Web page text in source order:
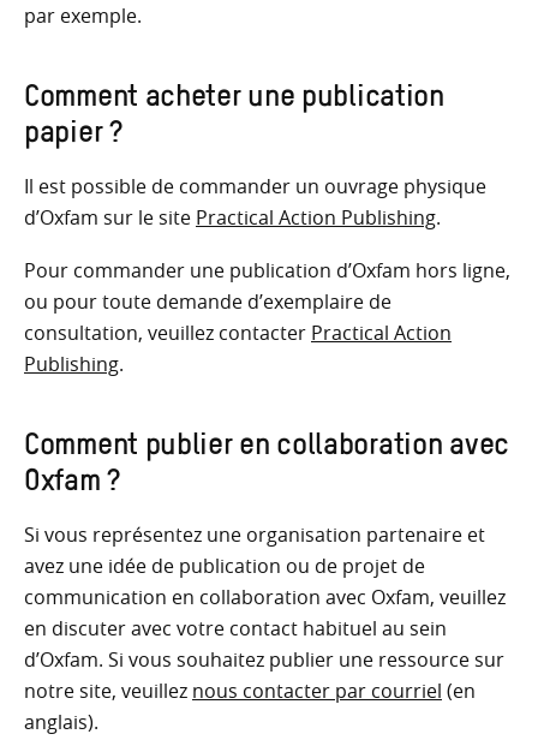
par exemple.
Comment acheter une publication
papier ?
Il est possible de commander un ouvrage physique
d’Oxfam sur le site Practical Action Publishing.
Pour commander une publication d’Oxfam hors ligne,
ou pour toute demande d’exemplaire de
consultation, veuillez contacter Practical Action
Publishing.
Comment publier en collaboration avec
Oxfam ?
Si vous représentez une organisation partenaire et
avez une idée de publication ou de projet de
communication en collaboration avec Oxfam, veuillez
en discuter avec votre contact habituel au sein
d’Oxfam. Si vous souhaitez publier une ressource sur
notre site, veuillez nous contacter par courriel (en
anglais).